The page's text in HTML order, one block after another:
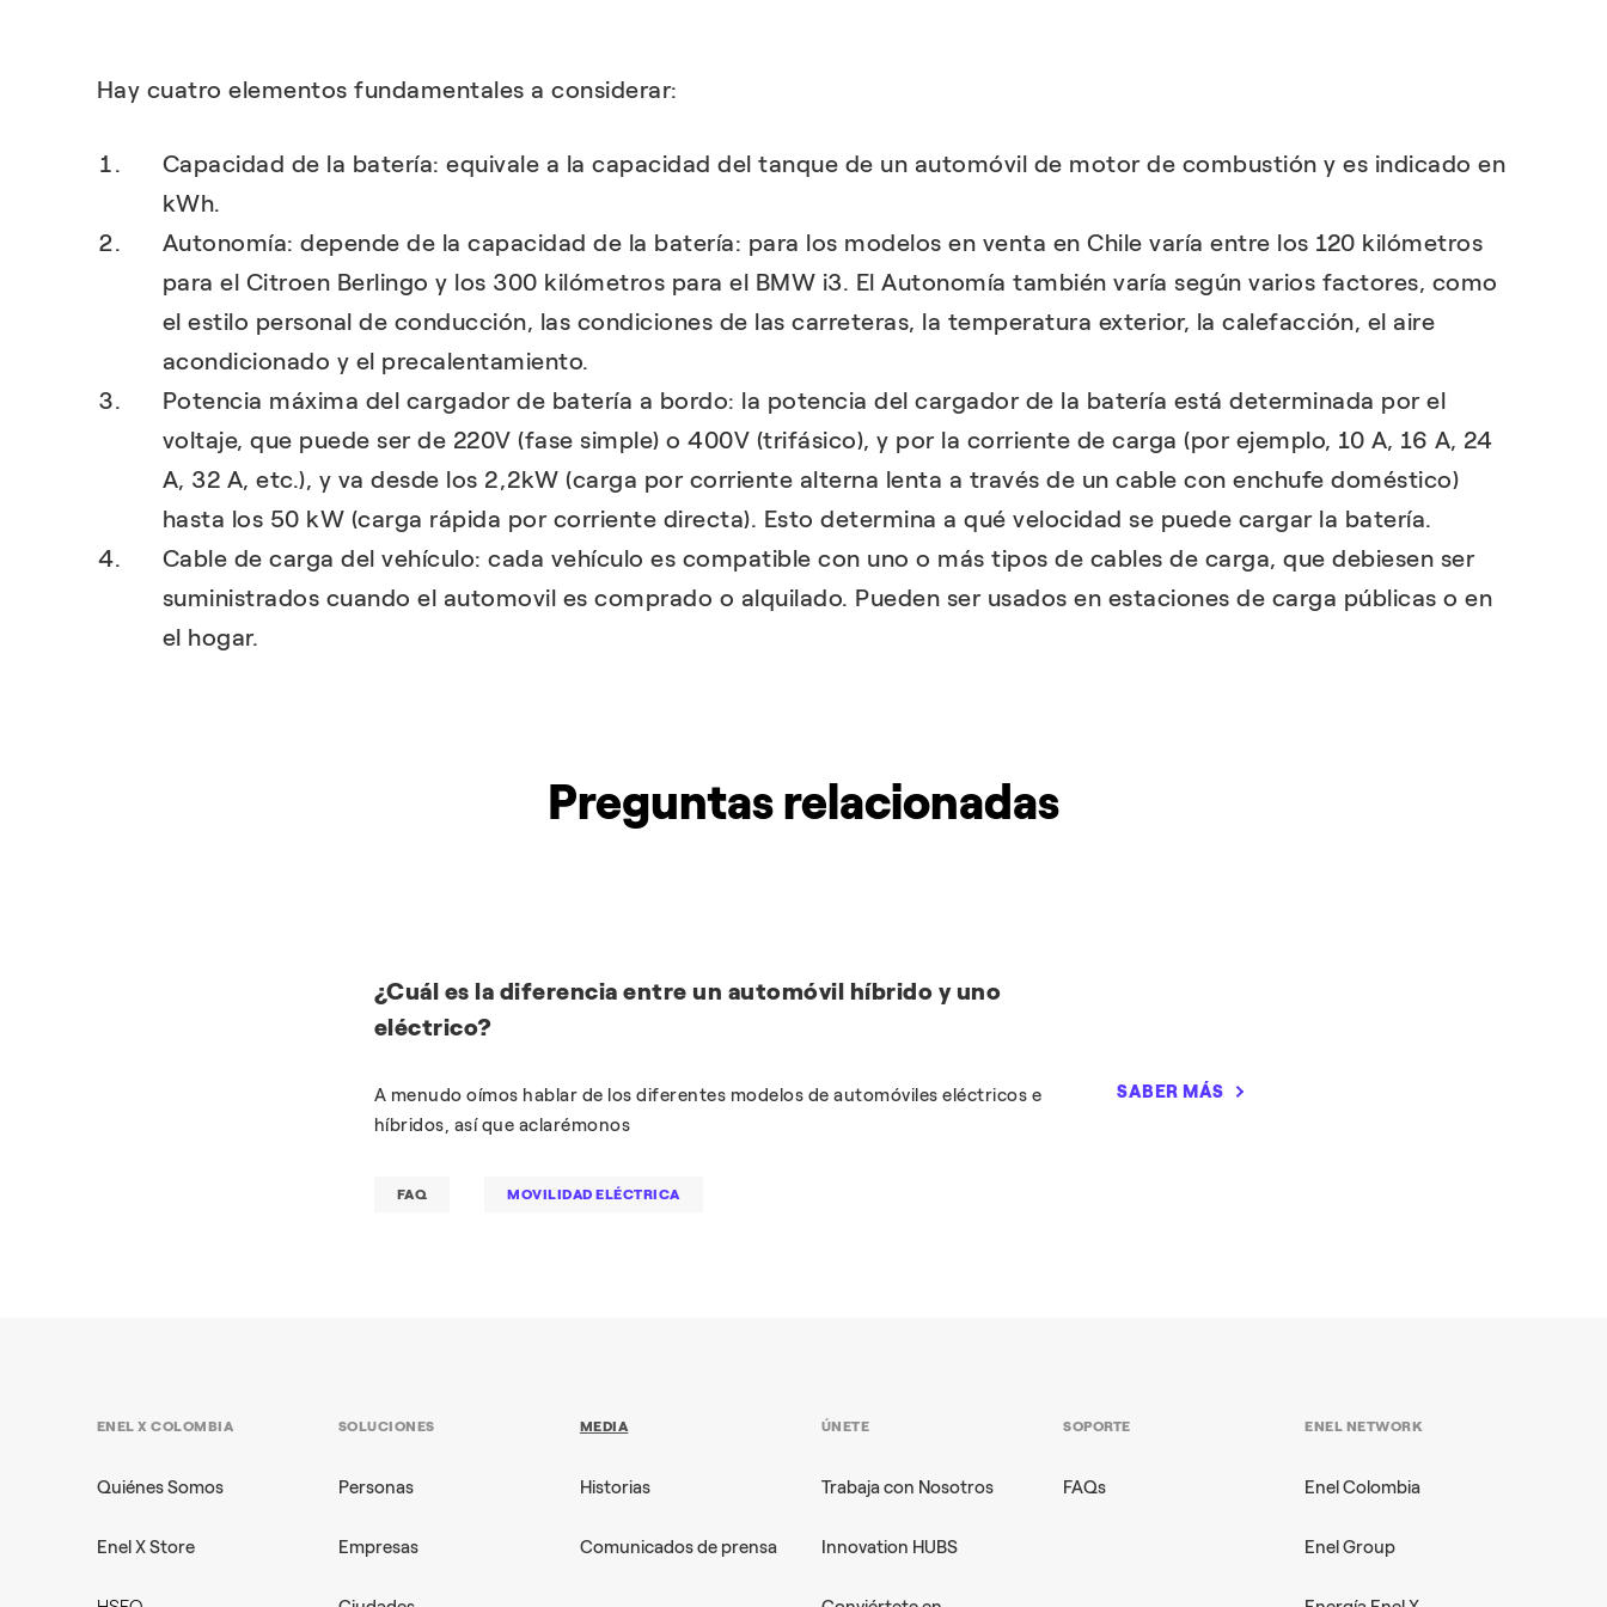
Hay cuatro elementos fundamentales a considerar:
Capacidad de la batería: equivale a la capacidad del tanque de un automóvil de motor de combustión y es indicado en
kWh.
Autonomía: depende de la capacidad de la batería: para los modelos en venta en Chile varía entre los 120 kilómetros
para el Citroen Berlingo y los 300 kilómetros para el BMW i3. El Autonomía también varía según varios factores, como
el estilo personal de conducción, las condiciones de las carreteras, la temperatura exterior, la calefacción, el aire
acondicionado y el precalentamiento.
Potencia máxima del cargador de batería a bordo: la potencia del cargador de la batería está determinada por el
voltaje, que puede ser de 220V (fase simple) o 400V (trifásico), y por la corriente de carga (por ejemplo, 10 A, 16 A, 24
A, 32 A, etc.), y va desde los 2,2kW (carga por corriente alterna lenta a través de un cable con enchufe doméstico)
hasta los 50 kW (carga rápida por corriente directa). Esto determina a qué velocidad se puede cargar la batería.
Cable de carga del vehículo: cada vehículo es compatible con uno o más tipos de cables de carga, que debiesen ser
suministrados cuando el automovil es comprado o alquilado. Pueden ser usados en estaciones de carga públicas o en
el hogar.
Preguntas relacionadas
¿Cuál es la diferencia entre un automóvil híbrido y uno
eléctrico?
A menudo oímos hablar de los diferentes modelos de automóviles eléctricos e
híbridos, así que aclarémonos
SABER MÁS
FAQ MOVILIDAD ELÉCTRICA
ENEL X COLOMBIA
Quiénes Somos
Enel X Store
SOLUCIONES
Personas
Empresas
MEDIA
Historias
Comunicados de prensa
ÚNETE
Trabaja con Nosotros
Innovation HUBS
SOPORTE
FAQs
ENEL NETWORK
Enel Colombia
Enel Group